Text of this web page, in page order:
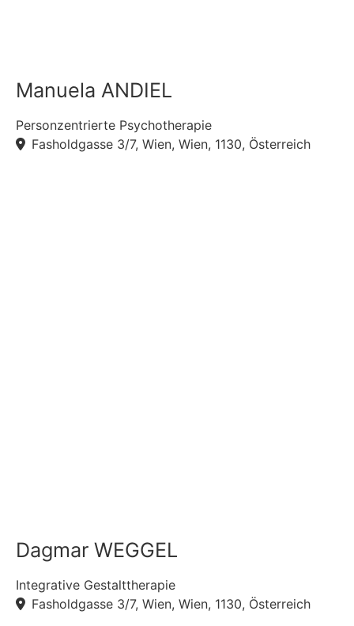
Manuela ANDIEL
Personzentrierte Psychotherapie
Fasholdgasse 3/7, Wien, Wien, 1130, Österreich
Dagmar WEGGEL
Integrative Gestalttherapie
Fasholdgasse 3/7, Wien, Wien, 1130, Österreich